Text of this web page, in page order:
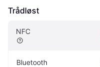
Trådløst
NFC
Bluetooth